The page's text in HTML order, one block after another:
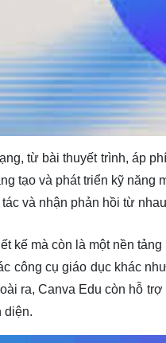
từ bài thuyết trình, áp
tạo và phát triển kỹ năng
và nhận phản hồi từ
kế mà còn là một nền
công cụ giáo dục khác
ra, Canva Edu còn hỗ
diện.